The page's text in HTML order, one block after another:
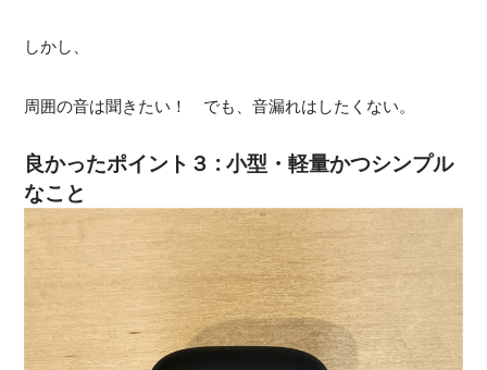
しかし、
周囲の音は聞きたい！ でも、音漏れはしたくない。
良かったポイント３ : 小型・軽量かつシンプル
なこと